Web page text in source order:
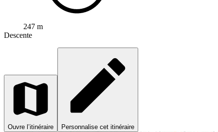
247 m
Descente
Ouvre l’itinéraire Personnalise cet itinéraire